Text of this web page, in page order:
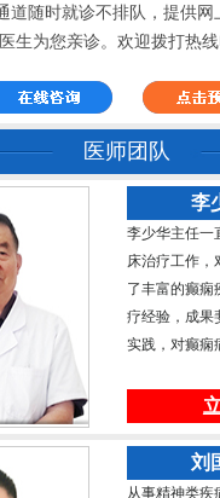
道随时就诊不排队，提供
生为您亲诊。欢迎拨打热
医师团队
李
李少华主任一
床治疗工作，
了丰富的癫痫
疗经验，成果
实践，对癫痫
刘
从事精神类疾